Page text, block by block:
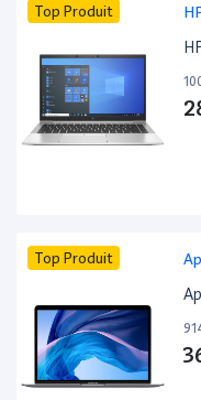
Top Produit
Top Produit